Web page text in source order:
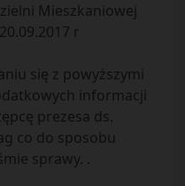
Mieszkaniowej
r
się z powyższymi
informacji
prezesa ds.
co do sposobu
sprawy. .